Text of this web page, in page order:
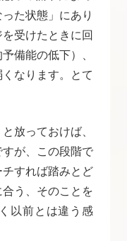
た状態」にあり
受けたときに回
備能の低下）、
なります。とて
放っておけば、
が、この段階で
すれば踏みとど
う、そのことを
以前とは違う感